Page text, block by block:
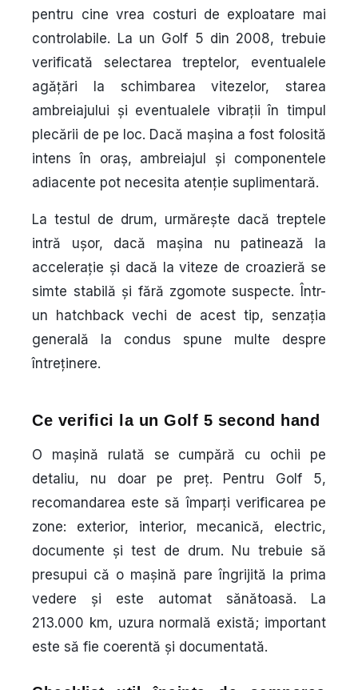
pentru cine vrea costuri de exploatare mai
controlabile. La un Golf 5 din 2008, trebuie
verificată selectarea treptelor, eventualele
agățări la schimbarea vitezelor, starea
ambreiajului și eventualele vibrații în timpul
plecării de pe loc. Dacă mașina a fost folosită
intens în oraș, ambreiajul și componentele
adiacente pot necesita atenție suplimentară.
La testul de drum, urmărește dacă treptele
intră ușor, dacă mașina nu patinează la
accelerație și dacă la viteze de croazieră se
simte stabilă și fără zgomote suspecte. Într-
un hatchback vechi de acest tip, senzația
generală la condus spune multe despre
întreținere.
Ce verifici la un Golf 5 second hand
O mașină rulată se cumpără cu ochii pe
detaliu, nu doar pe preț. Pentru Golf 5,
recomandarea este să împarți verificarea pe
zone: exterior, interior, mecanică, electric,
documente și test de drum. Nu trebuie să
presupui că o mașină pare îngrijită la prima
vedere și este automat sănătoasă. La
213.000 km, uzura normală există; important
este să fie coerentă și documentată.